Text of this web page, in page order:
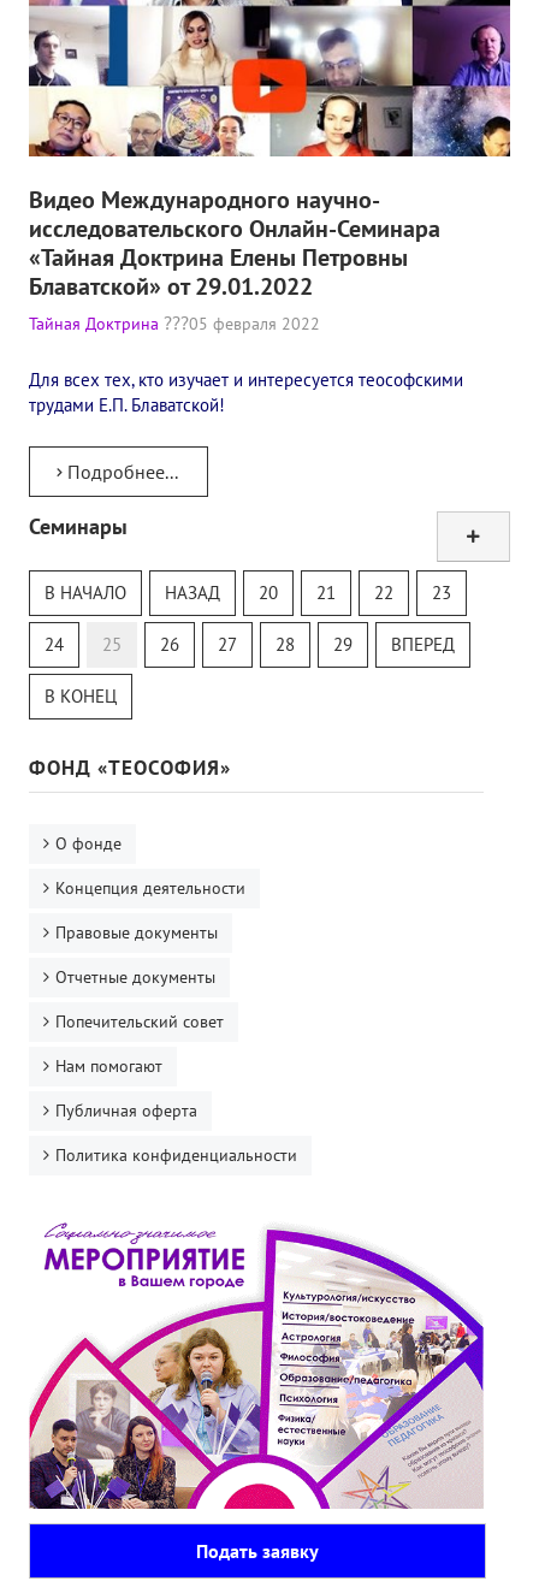
Видео Международного научно-
исследовательского Онлайн-Семинара
«Тайная Доктрина Елены Петровны
Блаватской» от 29.01.2022
Тайная Доктрина 05 февраля 2022
Для всех тех, кто изучает и интересуется теософскими
трудами Е.П. Блаватской!
Подробнее...
Семинары
Теософский Квизи
Тайная Доктрина
Онлайн-класс
В НАЧАЛО НАЗАД 20 21 22 23
24 25 26 27 28 29 ВПЕРЕД
В КОНЕЦ
ФОНД «ТЕОСОФИЯ»
О фонде
Концепция деятельности
Правовые документы
Отчетные документы
Попечительский совет
Нам помогают
Публичная оферта
Политика конфиденциальности
Подать заявку